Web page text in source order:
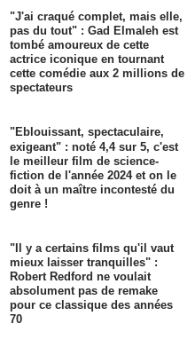
"J'ai craqué complet, mais elle,
pas du tout" : Gad Elmaleh est
tombé amoureux de cette
actrice iconique en tournant
cette comédie aux 2 millions de
spectateurs
"Eblouissant, spectaculaire,
exigeant" : noté 4,4 sur 5, c'est
le meilleur film de science-
fiction de l'année 2024 et on le
doit à un maître incontesté du
genre !
"Il y a certains films qu'il vaut
mieux laisser tranquilles" :
Robert Redford ne voulait
absolument pas de remake
pour ce classique des années
70